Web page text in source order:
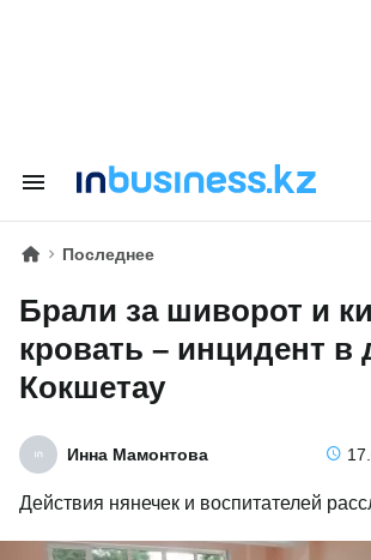
Последнее
Брали за шиворот и
кровать – инцидент в
Кокшетау
Инна Мамонтова
Действия нянечек и воспитателей